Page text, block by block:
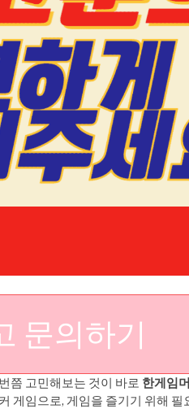
문의하기
쯤 고민해보는 것이 바로 한게임
게임으로, 게임을 즐기기 위해 필